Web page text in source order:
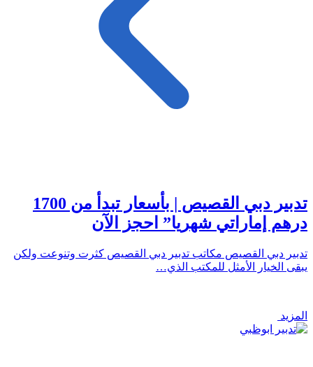
تدبير دبي القصيص | بأسعار تبدأ من 1700
درهم إماراتي شهريا” احجز الآن
تدبير دبي القصيص مكاتب تدبير دبي القصيص كثرت وتنوعت ولكن
يبقى الخيار الأمثل للمكتب الذي…
المزيد